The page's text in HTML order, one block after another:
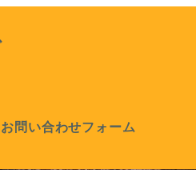
お問い合わせフォーム